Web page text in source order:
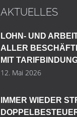
AKTUELLES
LOHN- UND
ALLER
MIT
12. Mai 2026
IMMER WIEDER